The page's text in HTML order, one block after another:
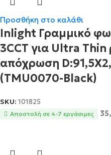
Προσθήκη στο καλάθι
Inlight Γραμμικό
3CCT για Ultra
απόχρωση
(TMU0070-Black)
SKU: 101825
Αποστολή σε 4-7 εργάσιμες